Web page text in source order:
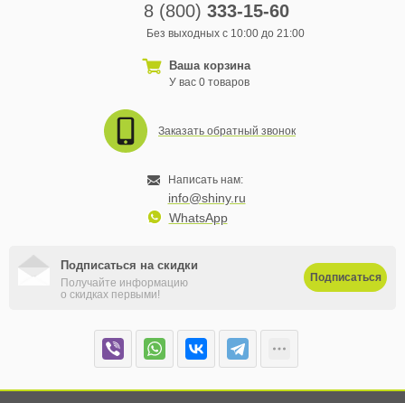
8 (800) 333-15-60
Без выходных с 10:00 до 21:00
Ваша корзина
У вас 0 товаров
Заказать обратный звонок
Написать нам:
info@shiny.ru
WhatsApp
Подписаться на скидки
Получайте информацию
о скидках первыми!
Подписаться